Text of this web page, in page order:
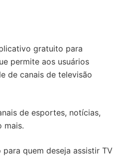
gratuito para
permite aos usuários
de canais de televisão
de esportes, notícias,
mais.
quem deseja assistir TV